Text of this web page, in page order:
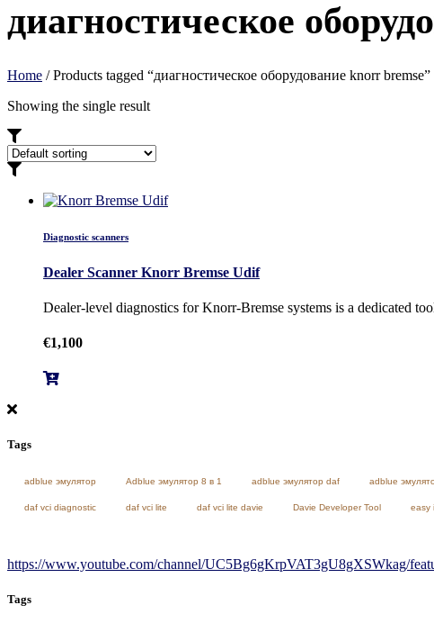
диагностическое
Home / Products tagged “диагностическое оборудование knorr bremse”
Showing the single result
Diagnostic scanners
Dealer Scanner Knorr Bremse Udif
Dealer-level diagnostics for Knorr-Bremse systems is a dedicated
€1,100
Tags
adblue эмулятор Adblue эмулятор 8 в 1 adblue эмулятор daf adblue
daf vci diagnostic daf vci lite daf vci lite davie Davie Developer Tool easy
https://www.youtube.com/channel/UC5Bg6gKrpVAT3gU8gXSWkag/
Tags